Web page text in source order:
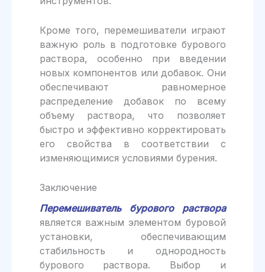
Кроме того, перемешиватели играют
важную роль в подготовке бурового
раствора, особенно при введении
новых компонентов или добавок. Они
обеспечивают равномерное
распределение добавок по всему
объему раствора, что позволяет
быстро и эффективно корректировать
его свойства в соответствии с
изменяющимися условиями бурения.
Заключение
Перемешиватель бурового раствора
является важным элементом буровой
установки, обеспечивающим
стабильность и однородность
бурового раствора. Выбор и